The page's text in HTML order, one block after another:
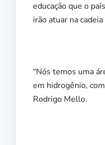
educação que o
irão atuar na
“Nós temos uma
em hidrogênio,
Rodrigo Mello.